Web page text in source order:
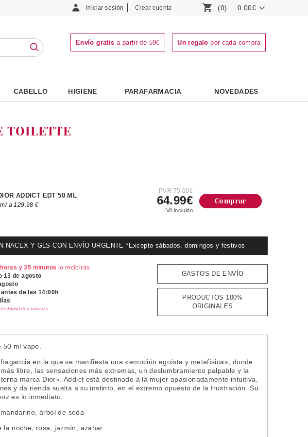
Iniciar sesión Crear cuenta (0) 0.00€
Envío gratis a partir de 59€ Un regalo por cada compra
CABELLO HIGIENE PARAFARMACIA NOVEDADES
TOILETTE
ADDICT EDT 50 ML
a 129.98 €
PVR 75.00€
64.99€
IVA incluido
Comprar
NACEX Y GLS CON ENVÍO URGENTE *Excepto sábados, domingos y festivos
y 35 minutos lo recibirás:
13 de agosto
de las 14:00h
locales
GASTOS DE ENVÍO
PRODUCTOS 100%
ORIGINALES
50 ml vapo.
en la que se manifiesta una «emoción egoísta y metafísica», donde
libre, las sensaciones más extremas, un deslumbramiento palpable y la
marca Dior». Addict está destinado a la mujer apasionadamente intuitiva,
y da rienda suelta a su instinto, en el extremo opuesto de la frustración. Su
es lo inmediato.
árbol de seda
la noche, rosa, jazmín, azahar